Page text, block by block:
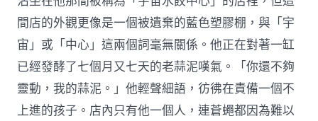
間店的外觀更像是一個被遺棄的藍色塑膠棚，與「宇
宙」或「中心」這兩個詞毫無關係。他正在對著一缸
已經發酵了七個月又七天的老蒜泥嘆氣。「你還不夠
靈動，我的蒜泥。」他輕聲細語，彷彿在責備一個不
上進的孩子。店內只有他一個人，連蒼蠅都因為難以